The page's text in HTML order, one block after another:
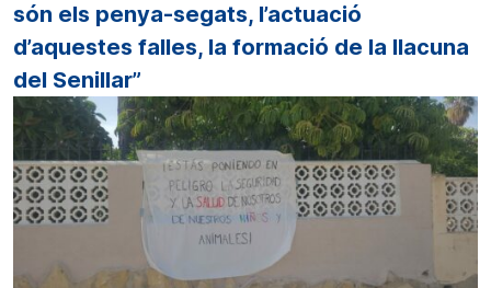
són els penya-segats, l’actuació
d’aquestes falles, la formació de la llacuna
del Senillar”